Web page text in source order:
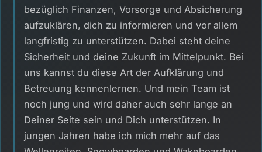
bezüglich Finanzen, Vorsorge und Absicherung
aufzuklären, dich zu informieren und vor allem
langfristig zu unterstützen. Dabei steht deine
Sicherheit und deine Zukunft im Mittelpunkt. Bei
uns kannst du diese Art der Aufklärung und
Betreuung kennenlernen. Und mein Team ist
noch jung und wird daher auch sehr lange an
Deiner Seite sein und Dich unterstützen. In
jungen Jahren habe ich mich mehr auf das